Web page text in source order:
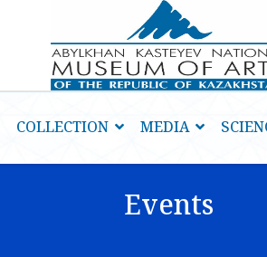
COLLECTION MEDIA
Events